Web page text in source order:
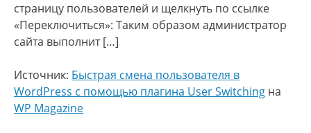
страницу пользователей и щелкнуть по ссылке
«Переключиться»: Таким образом администратор
сайта выполнит […]
Источник: Быстрая смена пользователя в
WordPress с помощью плагина User Switching на
WP Magazine